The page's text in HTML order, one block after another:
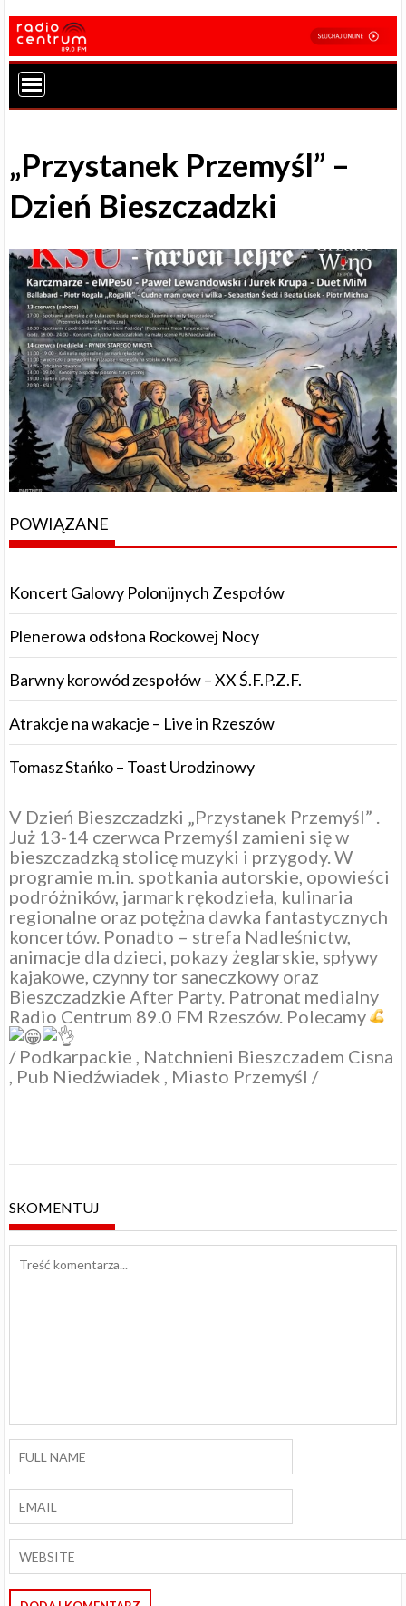
„Przystanek Przemyśl” –
Dzień Bieszczadzki
POWIĄZANE
Koncert Galowy Polonijnych Zespołów
Plenerowa odsłona Rockowej Nocy
Barwny korowód zespołów – XX Ś.F.P.Z.F.
Atrakcje na wakacje – Live in Rzeszów
Tomasz Stańko – Toast Urodzinowy
V Dzień Bieszczadzki „Przystanek Przemyśl” .
Już 13-14 czerwca Przemyśl zamieni się w
bieszczadzką stolicę muzyki i przygody. W
programie m.in. spotkania autorskie, opowieści
podróżników, jarmark rękodzieła, kulinaria
regionalne oraz potężna dawka fantastycznych
koncertów. Ponadto – strefa Nadleśnictw,
animacje dla dzieci, pokazy żeglarskie, spływy
kajakowe, czynny tor saneczkowy oraz
Bieszczadzkie After Party. Patronat medialny
Radio Centrum 89.0 FM Rzeszów. Polecamy
/ Podkarpackie , Natchnieni Bieszczadem Cisna
, Pub Niedźwiadek, Miasto Przemyśl /
SKOMENTUJ